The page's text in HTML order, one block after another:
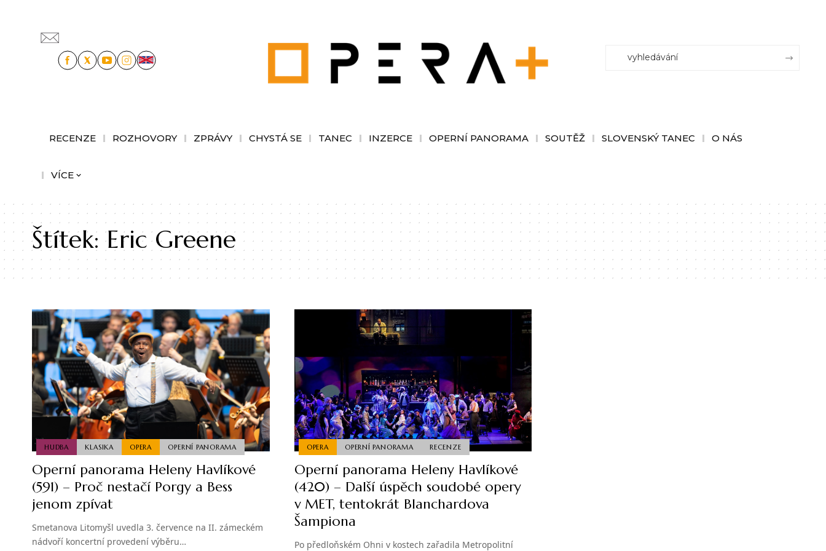
RECENZE ROZHOVORY ZPRÁVY CHYSTÁ SE TANEC INZERCE OPERNÍ PANORAMA SOUTĚŽ SLOVENSKÝ TANEC O NÁS
VÍCE
Štítek:Eric Greene
HUDBA KLASIKA OPERA OPERNÍ PANORAMA
Operní panorama Heleny Havlíkové
(591) – Proč nestačí Porgy a Bess
jenom zpívat
Smetanova Litomyšl uvedla 3. července na II. zámeckém
nádvoří koncertní provedení výběru…
OPERA OPERNÍ PANORAMA RECENZE
Operní panorama Heleny Havlíkové
(420) – Další úspěch soudobé opery
v MET, tentokrát Blanchardova
Šampiona
Po předloňském Ohni v kostech zařadila Metropolitní